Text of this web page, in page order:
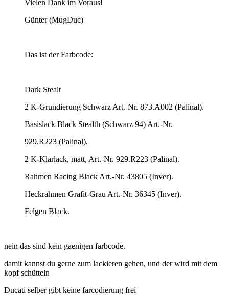
Vielen Dank im Voraus!
Günter (MugDuc)
Das ist der Farbcode:
Dark Stealt
2 K-Grundierung Schwarz Art.-Nr. 873.A002 (Palinal).
Basislack Black Stealth (Schwarz 94) Art.-Nr.
929.R223 (Palinal).
2 K-Klarlack, matt, Art.-Nr. 929.R223 (Palinal).
Rahmen Racing Black Art.-Nr. 43805 (Inver).
Heckrahmen Grafit-Grau Art.-Nr. 36345 (Inver).
Felgen Black.
nein das sind kein gaenigen farbcode.
damit kannst du gerne zum lackieren gehen, und der wird mit dem
kopf schütteln
Ducati selber gibt keine farcodierung frei